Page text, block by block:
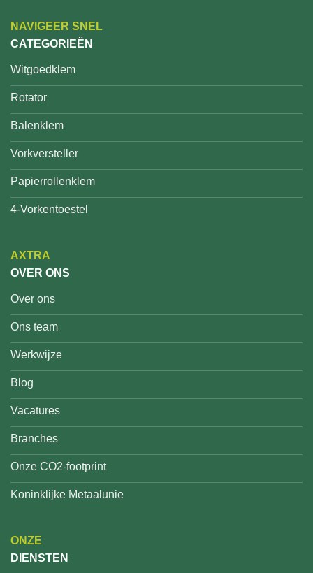
NAVIGEER SNEL
CATEGORIEËN
Witgoedklem
Rotator
Balenklem
Vorkversteller
Papierrollenklem
4-Vorkentoestel
AXTRA
OVER ONS
Over ons
Ons team
Werkwijze
Blog
Vacatures
Branches
Onze CO2-footprint
Koninklijke Metaalunie
ONZE
DIENSTEN